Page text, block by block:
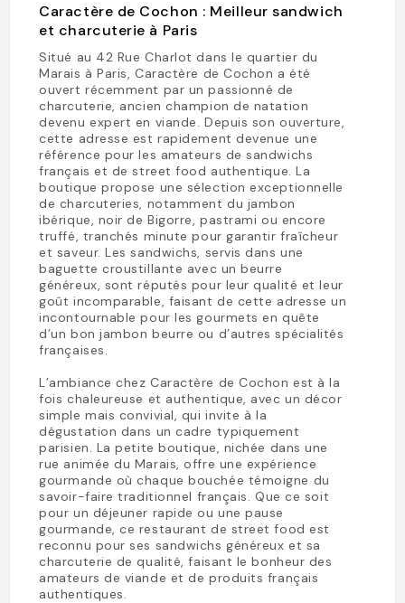
Caractère de Cochon : Meilleur sandwich
et charcuterie à Paris
Situé au 42 Rue Charlot dans le quartier du
Marais à Paris, Caractère de Cochon a été
ouvert récemment par un passionné de
charcuterie, ancien champion de natation
devenu expert en viande. Depuis son ouverture,
cette adresse est rapidement devenue une
référence pour les amateurs de sandwichs
français et de street food authentique. La
boutique propose une sélection exceptionnelle
de charcuteries, notamment du jambon
ibérique, noir de Bigorre, pastrami ou encore
truffé, tranchés minute pour garantir fraîcheur
et saveur. Les sandwichs, servis dans une
baguette croustillante avec un beurre
généreux, sont réputés pour leur qualité et leur
goût incomparable, faisant de cette adresse un
incontournable pour les gourmets en quête
d’un bon jambon beurre ou d’autres spécialités
françaises.
L’ambiance chez Caractère de Cochon est à la
fois chaleureuse et authentique, avec un décor
simple mais convivial, qui invite à la
dégustation dans un cadre typiquement
parisien. La petite boutique, nichée dans une
rue animée du Marais, offre une expérience
gourmande où chaque bouchée témoigne du
savoir-faire traditionnel français. Que ce soit
pour un déjeuner rapide ou une pause
gourmande, ce restaurant de street food est
reconnu pour ses sandwichs généreux et sa
charcuterie de qualité, faisant le bonheur des
amateurs de viande et de produits français
authentiques.